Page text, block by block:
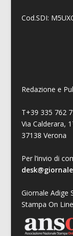
Cod.SDI:
Redazione e
T+39 335 762
Via Calderara,
37138 Verona
Per l’invio di
Giornale Adige
Stampa On Line